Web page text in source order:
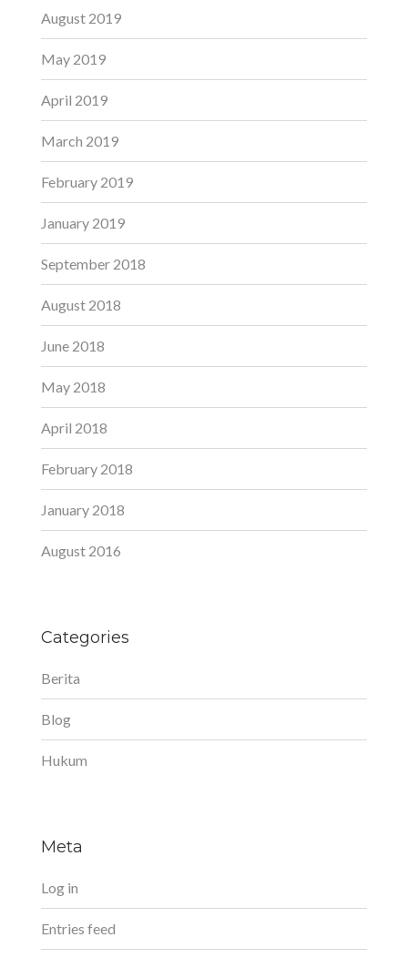
August 2019
May 2019
April 2019
March 2019
February 2019
January 2019
September 2018
August 2018
June 2018
May 2018
April 2018
February 2018
January 2018
August 2016
Categories
Berita
Blog
Hukum
Meta
Log in
Entries feed